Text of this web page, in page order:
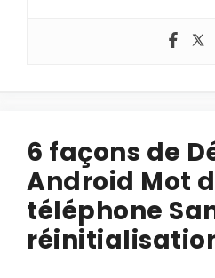
6 façons de
Android Mot
téléphone